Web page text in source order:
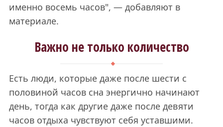
именно восемь часов", — добавляют в
материале.
Важно не только количество
Есть люди, которые даже после шести с
половиной часов сна энергично начинают
день, тогда как другие даже после девяти
часов отдыха чувствуют себя уставшими.